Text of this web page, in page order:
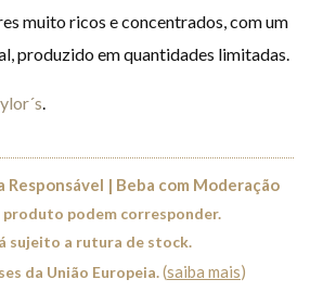
muito ricos e concentrados, com um
produzido em quantidades limitadas.
.
Responsável | Beba com Moderação
produto podem corresponder.
sujeito a rutura de stock.
da União Europeia.(saiba mais)